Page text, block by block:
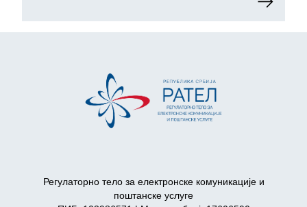
Регулаторно тело за електронске комуникације и
поштанске услуге